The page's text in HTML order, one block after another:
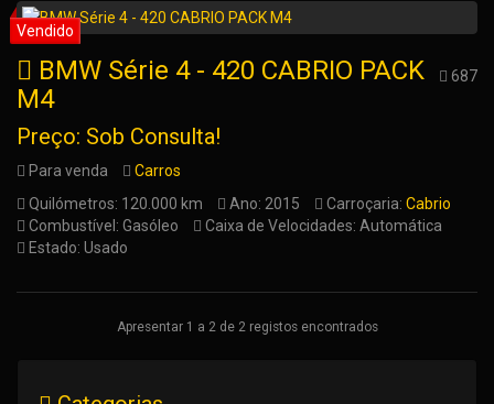
687
BMW Série 4 - 420 CABRIO PACK
M4
Preço: Sob Consulta!
Para venda
Carros
Quilómetros: 120.000 km
Ano: 2015 Carroçaria: Cabrio
Combustível: Gasóleo
Caixa de Velocidades: Automática
Estado: Usado
Apresentar 1 a 2 de 2 registos encontrados